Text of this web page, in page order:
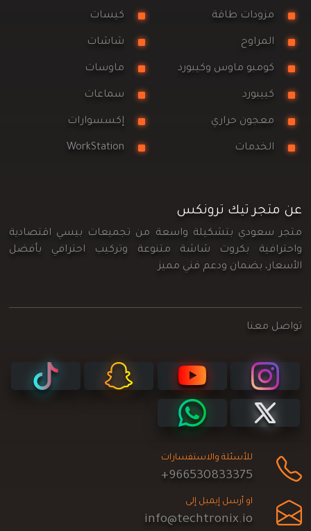
مزودات طاقة كيسات
المراوح شاشات
كومبو ماوس وكيبورد ماوسات
كييبورد سماعات
معجون حراري إكسسوارات
الخدمات WorkStation
عن متجر تيك ترونكس
متجر سعودي بتشكيلة واسعة من تجميعات بيسي اقتصادية
واحترافية بكروت شاشة متنوعة وتركيب احترافي بأفضل
الأسعار، بضمان ودعم فني مميز
تواصل معنا
للأسئلة والاستفسارات
+966530833375
او أرسل إيميل إلى
info@techtronix.io